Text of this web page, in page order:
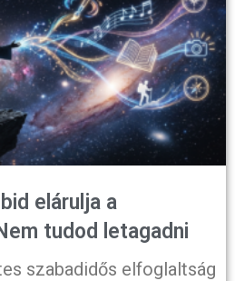
elárulja a
tudod letagadni
szabadidős elfoglaltság